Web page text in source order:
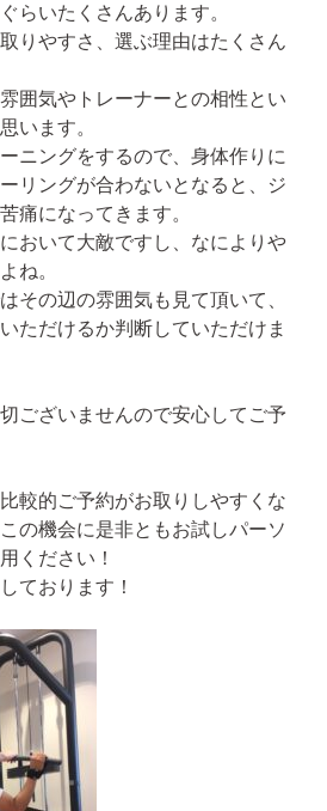
らいたくさんあります。
りやすさ、選ぶ理由はたくさん
囲気やトレーナーとの相性とい
います。
ニングをするので、身体作りに
リングが合わないとなると、ジ
痛になってきます。
おいて大敵ですし、なによりや
ね。
その辺の雰囲気も見て頂いて、
ただけるか判断していただけま
ございませんので安心してご予
較的ご予約がお取りしやすくな
の機会に是非ともお試しパーソ
ください！
ております！